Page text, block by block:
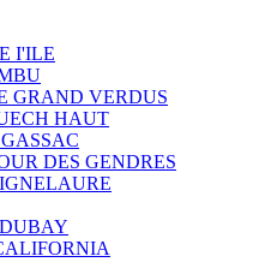
I'ILE
GRAND VERDUS
HAUT
DES GENDRES